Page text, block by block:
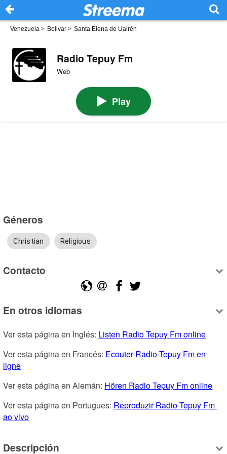
Venezuela > Bolivar > Santa Elena de Uairén
Radio Tepuy Fm
Web
Play
Géneros
Christian Religious
Contacto
En otros idiomas
Ver esta página en Inglés: Listen Radio Tepuy Fm online
Ver esta página en Francés: Ecouter Radio Tepuy Fm en
ligne
Ver esta página en Alemán: Hören Radio Tepuy Fm online
Ver esta página en Portugues: Reproduzir Radio Tepuy Fm
ao vivo
Descripción